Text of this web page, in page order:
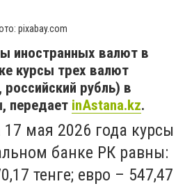
pixabay.com
иностранных валют в
курсы трех валют
рубль) в
передает inAstana.kz.
мая 2026 года курсы
банке РК равны:
тенге; евро – 547,47